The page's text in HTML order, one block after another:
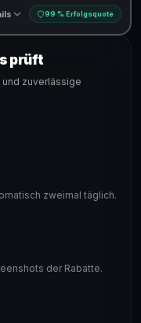
99 % Erfolgsquote
prüft
zuverlässige
zweimal täglich.
der Rabatte.